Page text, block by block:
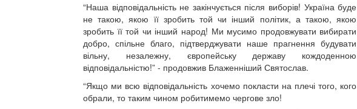
“Наша відповідальність не закінчується після виборів! Україна буде
не такою, якою її зробить той чи інший політик, а такою, якою
зробить її той чи інший народ! Ми мусимо продовжувати вибирати
добро, спільне благо, підтверджувати наше прагнення будувати
вільну, незалежну, європейську державу кождоденною
відповідальністю!” - продовжив Блаженніший Святослав.
“Якщо ми всю відповідальність хочемо покласти на плечі того, кого
обрали, то таким чином робитимемо чергове зло!